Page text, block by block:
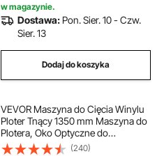
w magazynie.
Dostawa: Pon. Sier. 10 - Czw.
Sier. 13
Dodaj do koszyka
VEVOR Maszyna do Cięcia Winylu
Ploter Tnący 1350 mm Maszyna do
Plotera, Oko Optyczne do
Prowadzenia Laserowego
(240)